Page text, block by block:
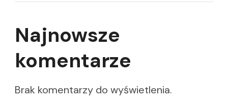
Najnowsze
komentarze
Brak komentarzy do wyświetlenia.